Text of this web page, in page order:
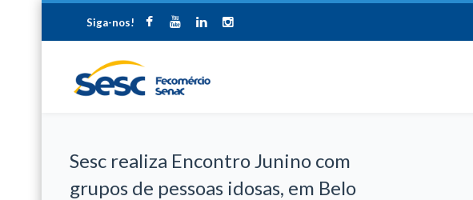
Siga-nos!
Sesc realiza Encontro Junino com
grupos de pessoas idosas, em Belo